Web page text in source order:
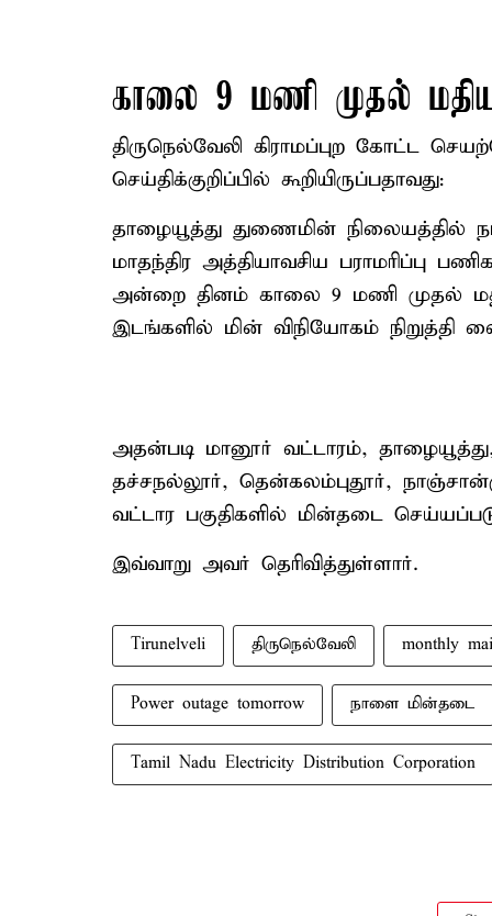
காலை 9 மணி முதல்
திருநெல்வேலி கிராமப்புற கோட்ட
செய்திக்குறிப்பில் கூறியிருப்பதாவது:
தாழையூத்து துணைமின் நிலையத்தில்
மாதந்திர அத்தியாவசிய பராமரிப்பு
அன்றை தினம் காலை 9 மணி முதல்
இடங்களில் மின் விநியோகம் நிறுத்தி
அதன்படி மானூர் வட்டாரம்,
தச்சநல்லூர், தென்கலம்புதூர்,
வட்டார பகுதிகளில் மின்தடை
இவ்வாறு அவர் தெரிவித்துள்ளார்.
Tirunelveli திருநெல்வேலி monthly
Power outage tomorrow நாளை மின்தடை
Tamil Nadu Electricity Distribution Corporation